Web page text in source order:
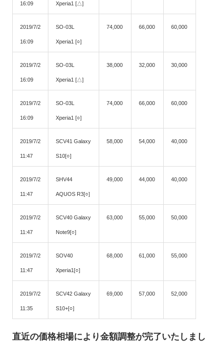
16:09 Xperia1 [△]
2019/7/2
16:09
SO-03L
Xperia1 [○]
74,000 66,000 60,000
2019/7/2
16:09
SO-03L
Xperia1 [△]
38,000 32,000 30,000
2019/7/2
16:09
SO-03L
Xperia1 [○]
74,000 66,000 60,000
2019/7/2
11:47
SCV41 Galaxy
S10[○]
58,000 54,000 40,000
2019/7/2
11:47
SHV44
AQUOS R3[○]
49,000 44,000 40,000
2019/7/2
11:47
SCV40 Galaxy
Note9[○]
63,000 55,000 50,000
2019/7/2
11:47
SOV40
Xperia1[○]
68,000 61,000 55,000
2019/7/2
11:35
SCV42 Galaxy
S10+[○]
69,000 57,000 52,000
直近の価格相場により金額調整が完了いたしまし